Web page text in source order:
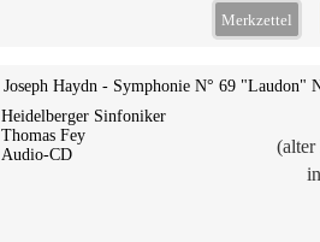
Merkzettel
Joseph Haydn - Symphonie N° 69 "Laudon"
Heidelberger Sinfoniker
Thomas Fey
Audio-CD
(alter